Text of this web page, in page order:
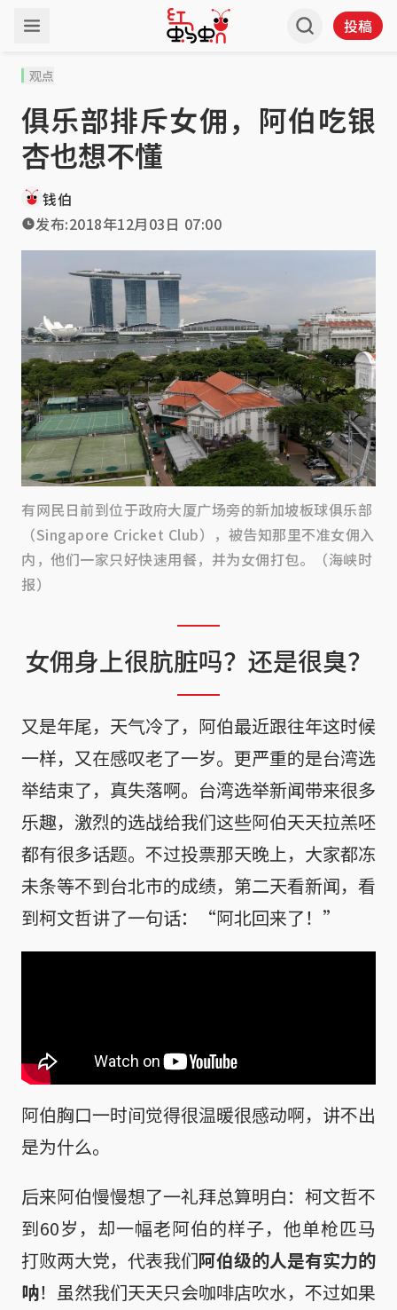
投稿
观点
俱乐部排斥女佣，阿伯吃银
杏也想不懂
钱伯
发布:2018年12月03日 07:00
有网民日前到位于政府大厦广场旁的新加坡板球俱乐部
（Singapore Cricket Club），被告知那里不准女佣入
内，他们一家只好快速用餐，并为女佣打包。（海峡时
报）
女佣身上很肮脏吗？还是很臭？
又是年尾，天气冷了，阿伯最近跟往年这时候
一样，又在感叹老了一岁。更严重的是台湾选
举结束了，真失落啊。台湾选举新闻带来很多
乐趣，激烈的选战给我们这些阿伯天天拉羔呸
都有很多话题。不过投票那天晚上，大家都冻
未条等不到台北市的成绩，第二天看新闻，看
到柯文哲讲了一句话：“阿北回来了！”
阿伯胸口一时间觉得很温暖很感动啊，讲不出
是为什么。
后来阿伯慢慢想了一礼拜总算明白：柯文哲不
到60岁，却一幅老阿伯的样子，他单枪匹马
打败两大党，代表我们阿伯级的人是有实力的
呐！虽然我们天天只会咖啡店吹水，不过如果